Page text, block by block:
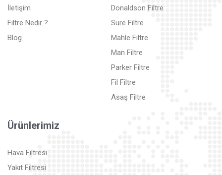
İletişim
Filtre Nedir ?
Blog
Donaldson Filtre
Sure Filtre
Mahle Filtre
Man Filtre
Parker Filtre
Fil Filtre
Asaş Filtre
Ürünlerimiz
Hava Filtresi
Yakıt Filtresi